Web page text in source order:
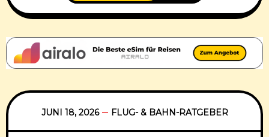
Condor Stripes wirklich starten, könnte die
Airline erstmals wieder ein eigenes
Besonders interessant wäre das für alle, die
regelmäßig
JUNI 18, 2026 FLUG- & BAHN-RATGEBER